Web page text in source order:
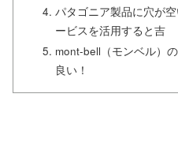
パタゴニア製品に穴が
ービスを活用すると吉
mont-bell（モンベル）
良い！